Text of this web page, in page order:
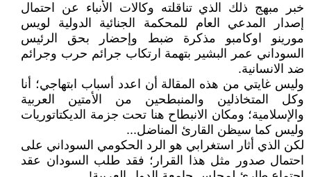
خبر مبهج ذلك الذي تناقلته وكالات الأنباء عن احتمال
إصدار المدعي العام للمحكمة الجنائية الدولية لويس
مورينو اوكامبو مذكرة ضبط وإحضار بحق الرئيس
السوداني عمر البشير بتهمة ارتكاب جرائم حرب وجرائم
ضد الانسانية.
وليس غايتي من هذه المقالة أن اعدد أسباب ابتهاجي؛ أنا
وكل المتخاذلين والمنبطحين من الأمتين العربية
والإسلامية؛ ومكان الانبطاح هنا تحت جزمة الديكتاتوريات
وليس كما سيظن القارئ المناضل...
لكن الذي أثار استغرابي هو الرد الحكومي السوداني على
احتمال صدور مثل هذا القرار؛ فقد طلب السودان عقد